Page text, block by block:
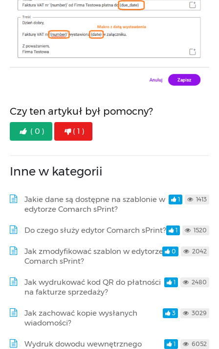
Czy ten artykuł był pomocny?
( 0 ) ( 1 )
Inne w kategorii
Jakie dane są dostępne na szablonie w
edytorze Comarch sPrint?
1 1413
Do czego służy edytor Comarch sPrint? 1 1520
Jak zmodyfikować szablon w edytorze
Comarch sPrint?
0 2042
Jak wydrukować kod QR do płatności
na fakturze sprzedaży?
1 2480
Jak zachować kopie wysłanych
wiadomości?
3 3029
Wydruk dowodu wewnętrznego 1 6052